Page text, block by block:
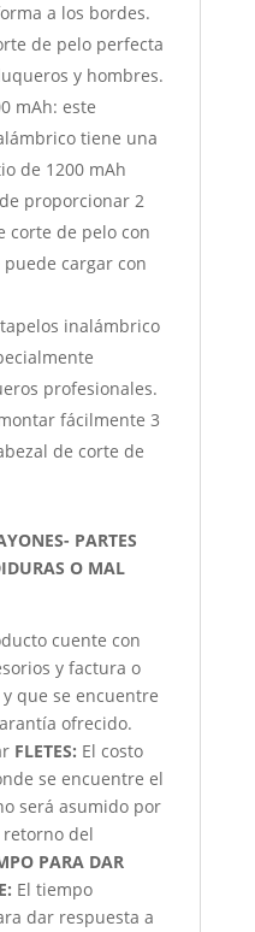
a los bordes.
de pelo perfecta
y hombres.
mAh: este
tiene una
de 1200 mAh
proporcionar 2
corte de pelo con
cargar con
inalámbrico
profesionales.
fácilmente 3
de corte de
PARTES
O MAL
cuente con
y factura o
que se encuentre
ofrecido.
FLETES: El costo
se encuentre el
será asumido por
del
PARA DAR
El tiempo
dar respuesta a